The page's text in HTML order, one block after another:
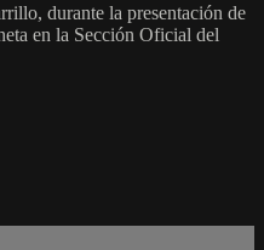
durante la presentación de
en la Sección Oficial del